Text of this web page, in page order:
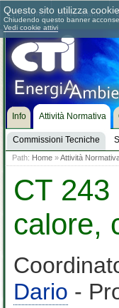
Chi siamo Dove siamo
Info Attività Normativa
Commissioni Tecniche
Path: Home »Attività
CT
calore,
Dario -
Questo sito utilizza
Chiudendo questo banner
Vedi cookie attivi